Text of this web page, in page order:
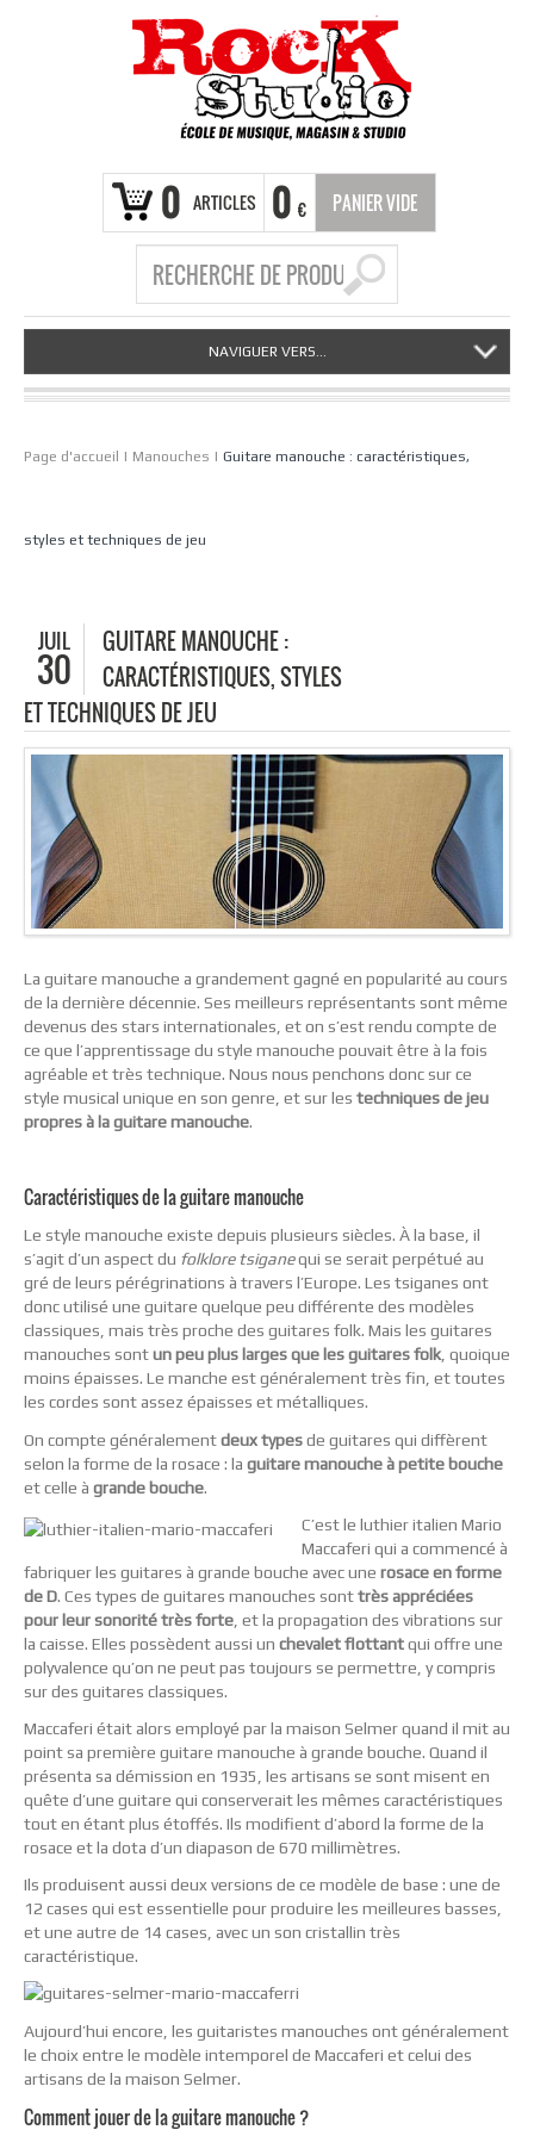
0 ARTICLES 0 € PANIER VIDE
NAVIGUER VERS...
Page d'accueil | Manouches | Guitare manouche : caractéristiques,
styles et techniques de jeu
JUIL
30
GUITARE MANOUCHE :
CARACTÉRISTIQUES, STYLES
ET TECHNIQUES DE JEU
La guitare manouche a grandement gagné en popularité au cours
de la dernière décennie. Ses meilleurs représentants sont même
devenus des stars internationales, et on s’est rendu compte de
ce que l’apprentissage du style manouche pouvait être à la fois
agréable et très technique. Nous nous penchons donc sur ce
style musical unique en son genre, et sur les techniques de jeu
propres à la guitare manouche.
Caractéristiques de la guitare manouche
Le style manouche existe depuis plusieurs siècles. À la base, il
s’agit d’un aspect du folklore tsiganequi se serait perpétué au
gré de leurs pérégrinations à travers l’Europe. Les tsiganes ont
donc utilisé une guitare quelque peu différente des modèles
classiques, mais très proche des guitares folk. Mais les guitares
manouches sontun peu plus larges que les guitares folk, quoique
moins épaisses. Le manche est généralement très fin, et toutes
les cordes sont assez épaisses et métalliques.
On compte généralementdeux typesde guitares qui diffèrent
selon la forme de la rosace : la guitare manouche à petite bouche
et celle à grande bouche.
C’est le luthier italien Mario
Maccaferi qui a commencé à
fabriquer les guitares à grande bouche avec une rosace en forme
de D. Ces types de guitares manouches sonttrès appréciées
pour leur sonorité très forte , et la propagation des vibrations sur
la caisse. Elles possèdent aussi un chevalet flottantqui offre une
polyvalence qu’on ne peut pas toujours se permettre, y compris
sur des guitares classiques.
Maccaferi était alors employé par la maison Selmer quand il mit au
point sa première guitare manouche à grande bouche. Quand il
présenta sa démission en 1935, les artisans se sont misent en
quête d’une guitare qui conserverait les mêmes caractéristiques
tout en étant plus étoffés. Ils modifient d’abord la forme de la
rosace et la dota d’un diapason de 670 millimètres.
Ils produisent aussi deux versions de ce modèle de base : une de
12 cases qui est essentielle pour produire les meilleures basses,
et une autre de 14 cases, avec un son cristallin très
caractéristique.
Aujourd’hui encore, les guitaristes manouches ont généralement
le choix entre le modèle intemporel de Maccaferi et celui des
artisans de la maison Selmer.
Comment jouer de la guitare manouche ?